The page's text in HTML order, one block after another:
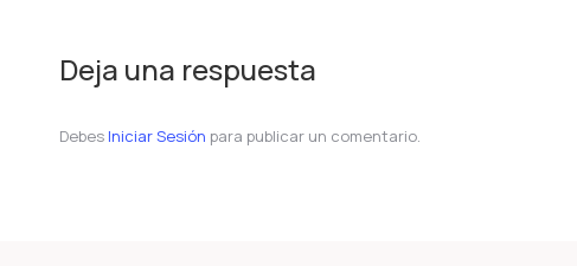
Deja una respuesta
Debes Iniciar Sesión para publicar un comentario.